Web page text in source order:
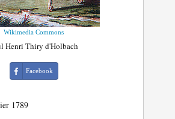
Wikimedia Commons
Henri Thiry d'Holbach
Facebook
1789